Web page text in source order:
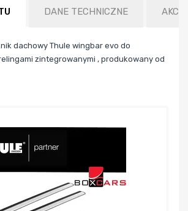
DANE TECHNICZNE
dachowy Thule wingbar evo do
zintegrowanymi , produkowany od